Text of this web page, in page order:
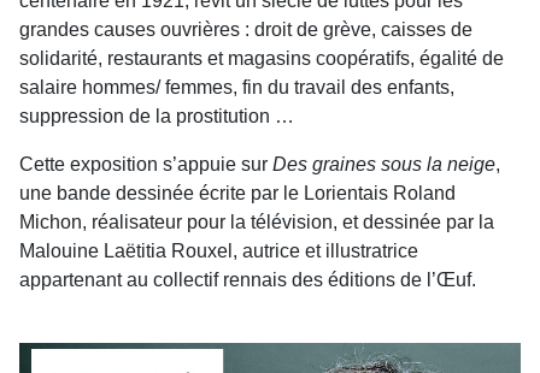
grandes causes ouvrières : droit de grève, caisses de
solidarité, restaurants et magasins coopératifs, égalité de
salaire hommes/ femmes, fin du travail des enfants,
suppression de la prostitution …
Cette exposition s’appuie sur Des graines sous la neige,
une bande dessinée écrite par le Lorientais Roland
Michon, réalisateur pour la télévision, et dessinée par la
Malouine Laëtitia Rouxel, autrice et illustratrice
appartenant au collectif rennais des éditions de l’Œuf.